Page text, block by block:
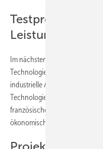
Testprogramm
Leistungsdaten
Im nächsten Schritt soll ein
Technologie unter realen
industrielle Anwendbarkeit und
Technologie zu belegen. Die
französischen
ökonomische Bewertung